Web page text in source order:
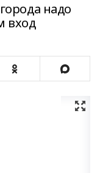
надо
вход